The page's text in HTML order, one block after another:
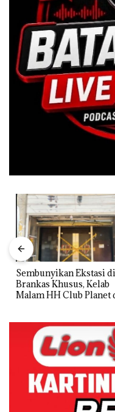
Sembunyikan Ekstasi di
Brankas Khusus, Kelab
Malam HH Club Planet di